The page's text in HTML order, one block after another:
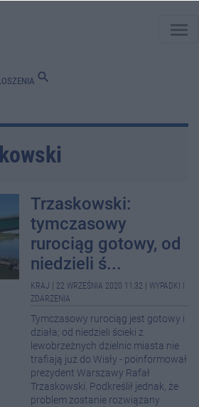
menu
search
Trzaskowski:
tymczasowy
rurociąg gotowy, od
niedzieli ś...
KRAJ 22 WRZEŚNIA 2020 11:32
WYPADKI I
ZDARZENIA
Tymczasowy rurociąg jest gotowy i
działa; od niedzieli ścieki z
lewobrzeżnych dzielnic miasta nie
trafiają już do Wisły - poinformował
prezydent Warszawy Rafał
Trzaskowski. Podkreślił jednak, że
problem zostanie rozwiązany